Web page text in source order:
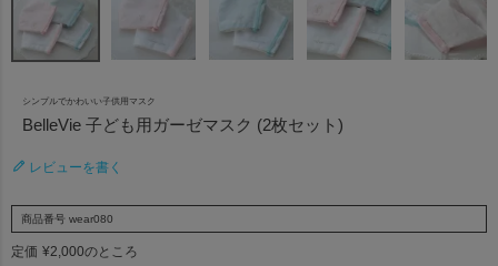
シンプルでかわいい子供用マスク
BelleVie 子ども用ガーゼマスク (2枚セット)
レビューを書く
商品番号 wear080
定価 ¥2,000のところ